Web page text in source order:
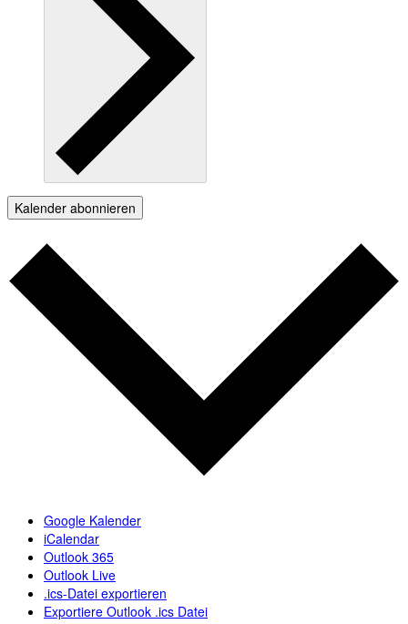
Kalender abonnieren
Google Kalender
iCalendar
Outlook 365
Outlook Live
.ics-Datei exportieren
Exportiere Outlook .ics Datei